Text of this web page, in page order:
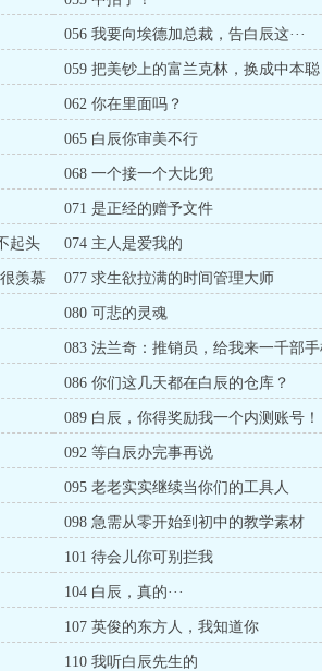
056 我要向埃德加总裁，告白辰这···
059 把美钞上的富兰克林，换成中本聪
062 你在里面吗？
065 白辰你审美不行
068 一个接一个大比兜
071 是正经的赠予文件
起头
074 主人是爱我的
羡慕 077 求生欲拉满的时间管理大师
080 可悲的灵魂
083 法兰奇：推销员，给我来一千部
086 你们这几天都在白辰的仓库？
089 白辰，你得奖励我一个内测账号！
092 等白辰办完事再说
095 老老实实继续当你们的工具人
098 急需从零开始到初中的教学素材
101 待会儿你可别拦我
104 白辰，真的···
107 英俊的东方人，我知道你
110 我听白辰先生的